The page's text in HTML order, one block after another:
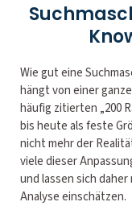
Wie gut eine
hängt von einer
häufig zitierten „200
bis heute als feste
nicht mehr der
viele dieser
und lassen sich
Analyse einschätzen.